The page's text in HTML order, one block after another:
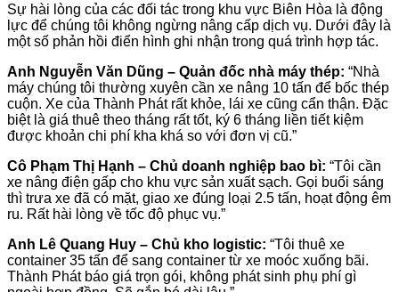
Sự hài lòng của các đối tác trong khu vực Biên Hòa là động
lực để chúng tôi không ngừng nâng cấp dịch vụ. Dưới đây là
một số phản hồi điển hình ghi nhận trong quá trình hợp tác.
Anh Nguyễn Văn Dũng – Quản đốc nhà máy thép: “Nhà
máy chúng tôi thường xuyên cần xe nâng 10 tấn để bốc thép
cuộn. Xe của Thành Phát rất khỏe, lái xe cũng cẩn thận. Đặc
biệt là giá thuê theo tháng rất tốt, ký 6 tháng liền tiết kiệm
được khoản chi phí kha khá so với đơn vị cũ.”
Cô Phạm Thị Hạnh – Chủ doanh nghiệp bao bì: “Tôi cần
xe nâng điện gấp cho khu vực sản xuất sạch. Gọi buổi sáng
thì trưa xe đã có mặt, giao xe đúng loại 2.5 tấn, hoạt động êm
ru. Rất hài lòng về tốc độ phục vụ.”
Anh Lê Quang Huy – Chủ kho logistic: “Tôi thuê xe
container 35 tấn để sang container từ xe moóc xuống bãi.
Thành Phát báo giá trọn gói, không phát sinh phụ phí gì